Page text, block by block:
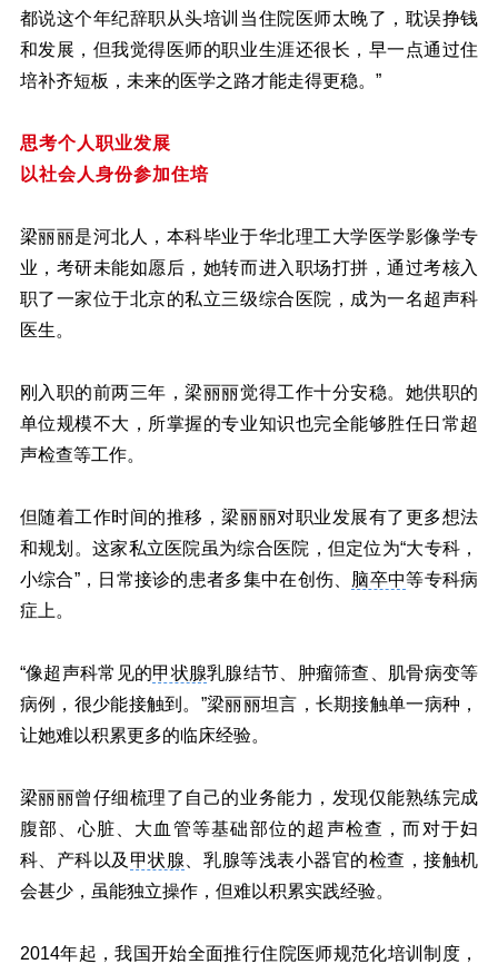
都说这个年纪辞职从头培训当住院医师太晚了，耽误挣钱
和发展，但我觉得医师的职业生涯还很长，早一点通过住
培补齐短板，未来的医学之路才能走得更稳。”
思考个人职业发展
以社会人身份参加住培
梁丽丽是河北人，本科毕业于华北理工大学医学影像学专
业，考研未能如愿后，她转而进入职场打拼，通过考核入
职了一家位于北京的私立三级综合医院，成为一名超声科
医生。
刚入职的前两三年，梁丽丽觉得工作十分安稳。她供职的
单位规模不大，所掌握的专业知识也完全能够胜任日常超
声检查等工作。
但随着工作时间的推移，梁丽丽对职业发展有了更多想法
和规划。这家私立医院虽为综合医院，但定位为“大专科，
小综合”，日常接诊的患者多集中在创伤、 脑卒中等专科病
症上。
“像超声科常见的甲状腺乳腺结节、肿瘤筛查、肌骨病变等
病例，很少能接触到。”梁丽丽坦言，长期接触单一病种，
让她难以积累更多的临床经验。
梁丽丽曾仔细梳理了自己的业务能力，发现仅能熟练完成
腹部、心脏、大血管等基础部位的超声检查，而对于妇
科、产科以及 甲状腺 、乳腺等浅表小器官的检查，接触机
会甚少，虽能独立操作，但难以积累实践经验。
2014年起，我国开始全面推行住院医师规范化培训制度，